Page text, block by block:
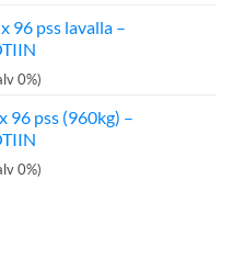
€.
96 pss lavalla –
0%)
96 pss (960kg) –
0%)